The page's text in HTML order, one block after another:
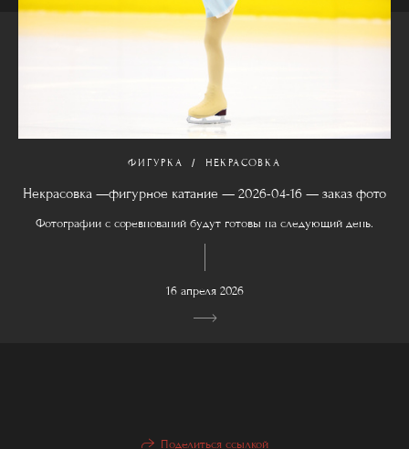
ФИГУРКА НЕКРАСОВКА
Некрасовка —фигурное катание — 2026-04-16 — заказ фото
Фотографии с соревнований будут готовы на следующий день.
16 апреля 2026
Поделиться ссылкой